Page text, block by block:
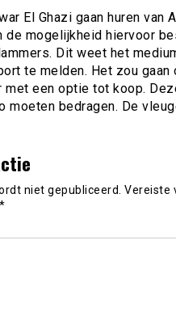
El Ghazi gaan huren van
de mogelijkheid hiervoor
Dit weet het
te melden. Het zou gaan
met een optie tot koop.
moeten bedragen. De
niet gepubliceerd. Vereiste
*